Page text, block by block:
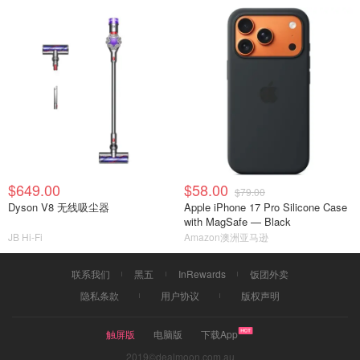
$649.00
Dyson V8 无线吸尘器
JB Hi-Fi
$58.00 $79.00
Apple iPhone 17 Pro Silicone Case
with MagSafe — Black ​​​​​​​
Amazon澳洲亚马逊
联系我们 黑五 InRewards
饭团外卖
隐私条款
用户协议 版权声明
触屏版 电脑版
下载App
2019©dealmoon.com.au